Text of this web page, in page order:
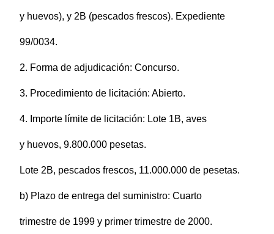
y huevos), y 2B (pescados frescos). Expediente
99/0034.
2. Forma de adjudicación: Concurso.
3. Procedimiento de licitación: Abierto.
4. Importe límite de licitación: Lote 1B, aves
y huevos, 9.800.000 pesetas.
Lote 2B, pescados frescos, 11.000.000 de pesetas.
b) Plazo de entrega del suministro: Cuarto
trimestre de 1999 y primer trimestre de 2000.